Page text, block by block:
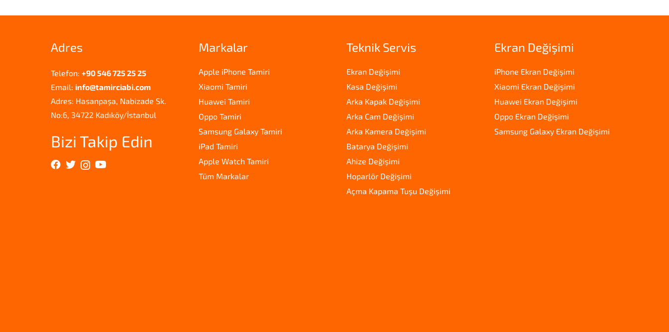
Adres
Telefon: +90 546 725 25 25
Email: info@tamirciabi.com
Adres: Hasanpaşa, Nabizade Sk.
No:6, 34722 Kadıköy/İstanbul
Bizi Takip Edin
Markalar
Apple iPhone Tamiri
Xiaomi Tamiri
Huawei Tamiri
Oppo Tamiri
Samsung Galaxy Tamiri
iPad Tamiri
Apple Watch Tamiri
Tüm Markalar
Teknik Servis
Ekran Değişimi
Kasa Değişimi
Arka Kapak Değişimi
Arka Cam Değişimi
Arka Kamera Değişimi
Batarya Değişimi
Ahize Değişimi
Hoparlör Değişimi
Açma Kapama Tuşu Değişimi
Ekran Değişimi
iPhone Ekran Değişimi
Xiaomi Ekran Değişimi
Huawei Ekran Değişimi
Oppo Ekran Değişimi
Samsung Galaxy Ekran Değişimi